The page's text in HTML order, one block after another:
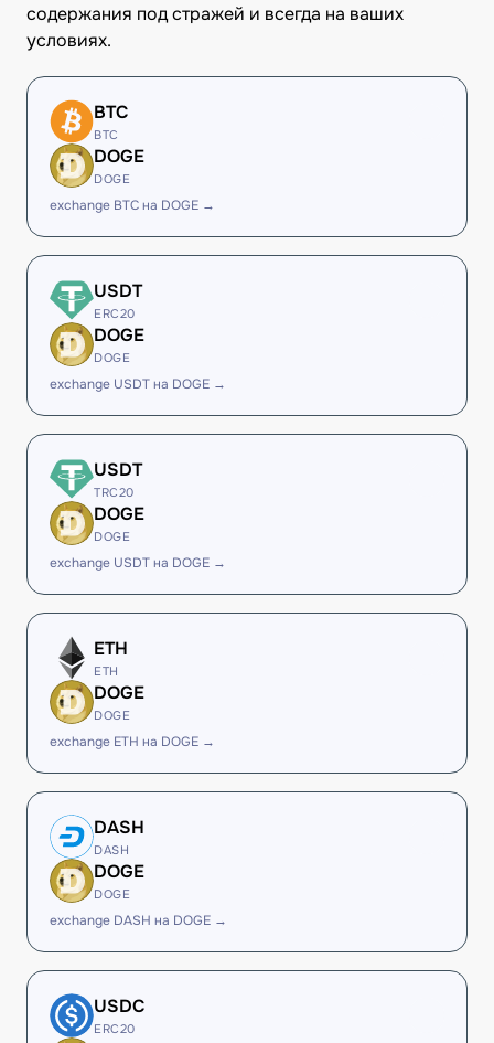
содержания под стражей и всегда на ваших
условиях.
BTC
BTC
DOGE
DOGE
exchange BTC на DOGE →
USDT
ERC20
DOGE
DOGE
exchange USDT на DOGE →
USDT
TRC20
DOGE
DOGE
exchange USDT на DOGE →
ETH
ETH
DOGE
DOGE
exchange ETH на DOGE →
DASH
DASH
DOGE
DOGE
exchange DASH на DOGE →
USDC
ERC20